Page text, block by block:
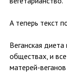
А теперь текст
Веганская
обществах, и
матерей-